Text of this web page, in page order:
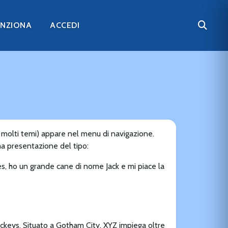
ACCEDI
temi) appare nel menu di navigazione.
presentazione del tipo:
un grande cane di nome Jack e mi piace la
Situato a Gotham City, XYZ impiega oltre